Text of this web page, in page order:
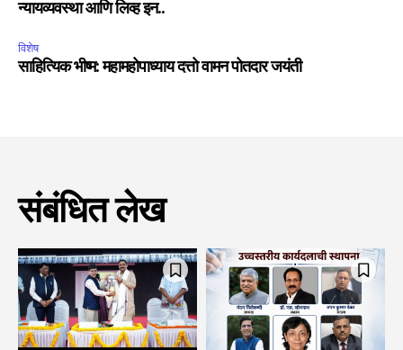
न्यायव्यवस्था आणि लिव्ह इन..
विशेष
साहित्यिक भीष्म: महामहोपाध्याय दत्तो वामन पोतदार जयंती
संबंधित लेख